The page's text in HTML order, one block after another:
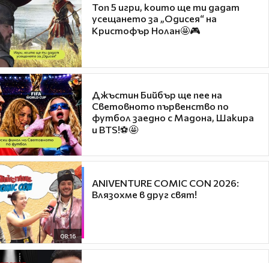
Топ 5 игри, които ще ти дадат
усещането за „Одисея“ на
Кристофър Нолан🤩🎮
Джъстин Бийбър ще пее на
Световното първенство по
футбол заедно с Мадона, Шакира
и BTS!⚽🤩
08:16
ANIVENTURE COMIC CON 2026:
Влязохме в друг свят!